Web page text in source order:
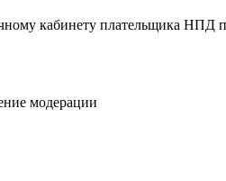
кабинету плательщика НПД
модерации